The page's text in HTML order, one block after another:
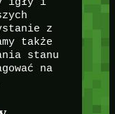
igły i
z
także
stanu
na